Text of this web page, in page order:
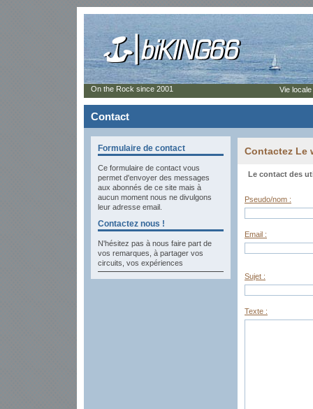
Contact
Formulaire de contact
Ce formulaire de contact vous
permet d'envoyer des messages
aux abonnés de ce site mais à
aucun moment nous ne divulgons
leur adresse email.
Contactez nous !
N'hésitez pas à nous faire part de
vos remarques, à partager vos
circuits, vos expériences
Contactez Le
Le contact des
Pseudo/nom :
Email :
Sujet :
Texte :
On the Rock since 2001 Vie